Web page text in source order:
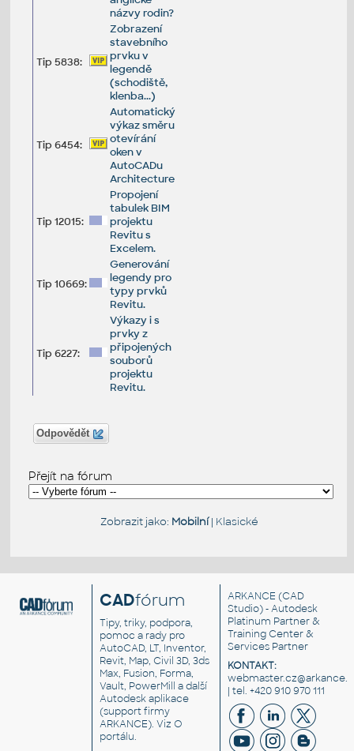
názvy rodin?
Tip 5838:
Zobrazení
stavebního
prvku v
legendě
(schodiště,
klenba...)
Tip 6454:
Automatický
výkaz směru
otevírání
oken v
AutoCADu
Architecture
Tip 12015:
Propojení
tabulek BIM
projektu
Revitu s
Excelem.
Tip 10669:
Generování
legendy pro
typy prvků
Revitu.
Tip 6227:
Výkazy i s
prvky z
připojených
souborů
projektu
Revitu.
Odpovědět
Přejít na fórum
Zobrazit jako: Mobilní| Klasické
CADfórum
Tipy, triky, podpora,
pomoc a rady pro
AutoCAD, LT, Inventor,
Revit, Map, Civil 3D, 3ds
Max, Fusion, Forma,
Vault, PowerMill a další
Autodesk aplikace
(support firmy
ARKANCE). VizO
portálu.
ARKANCE (CAD
Studio) - Autodesk
Platinum Partner &
Training Center &
Services Partner
KONTAKT:
| tel. +420 910 970 111